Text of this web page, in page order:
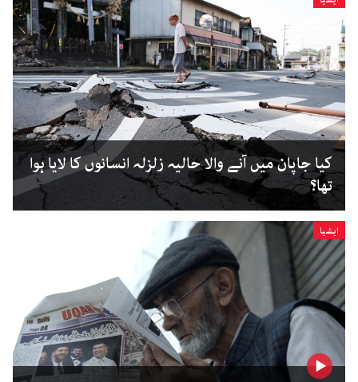
کیا جاپان میں آنے والا حالیہ زلزلہ انسانوں کا لایا ہوا
تھا؟
ایشیا